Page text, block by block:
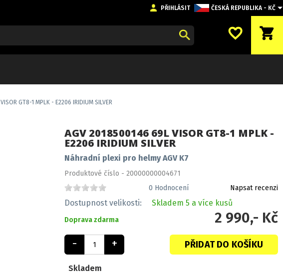
PŘIHLÁSIT ČESKÁ REPUBLIKA - KČ
favorite_border shopping_cart
GT8-1 MPLK - E2206 IRIDIUM SILVER
AGV 2018500146 69L VISOR GT8-1 MPLK -
E2206 IRIDIUM SILVER
Náhradní plexi pro helmy AGV K7
Produktové číslo - 20000000004671
0 Hodnocení Napsat recenzi
Dostupnost velikosti: Skladem 5 a více kusů
Doprava zdarma 2 990,- Kč
- + PŘIDAT DO KOŠÍKU
Skladem